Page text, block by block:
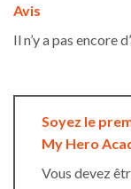
Avis
Il n’y a pas encore
Soyez le
My Hero
Vous devez